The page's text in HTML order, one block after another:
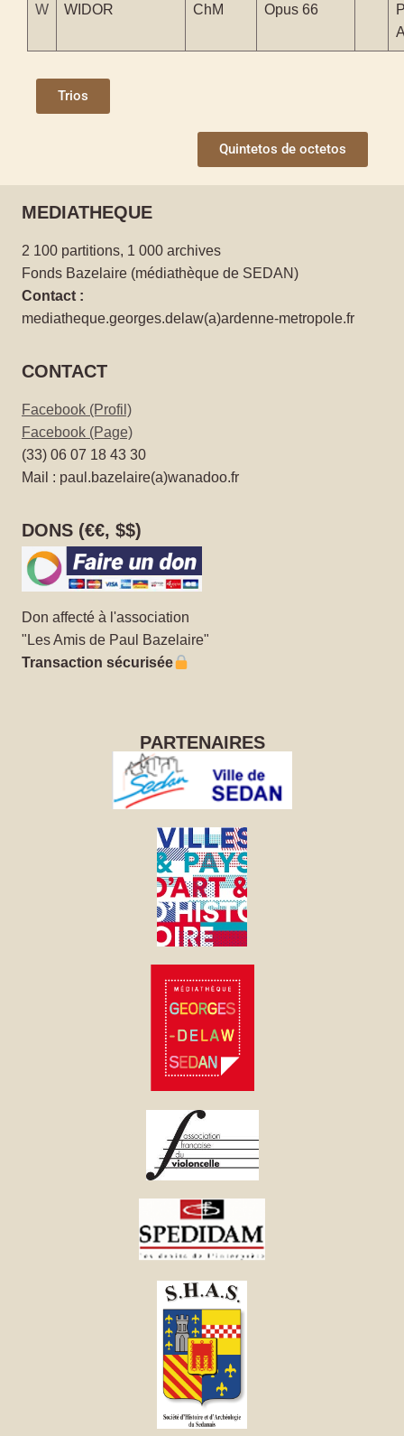
W WIDOR ChM Opus 66
Trios
Quintetos de octetos
MEDIATHEQUE
2 100 partitions, 1 000 archives
Fonds Bazelaire (médiathèque de SEDAN)
Contact :
mediatheque.georges.delaw(a)ardenne-metropole.fr
CONTACT
Facebook (Profil)
Facebook (Page)
(33) 06 07 18 43 30
Mail : paul.bazelaire(a)wanadoo.fr
DONS (€€, $$)
Don affecté à l'association
"Les Amis de Paul Bazelaire"
Transaction sécurisée
PARTENAIRES